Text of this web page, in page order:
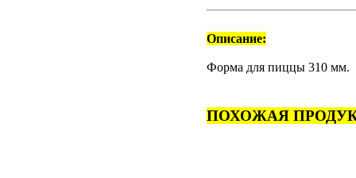
Описание:
Форма для пиццы 310 мм.
ПОХОЖАЯ